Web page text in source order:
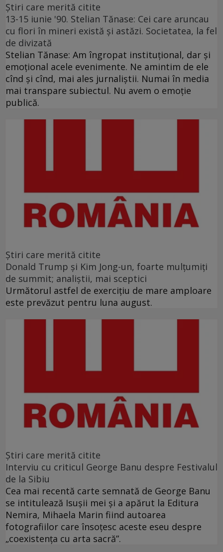
Ştiri care merită citite
13-15 iunie '90. Stelian Tănase: Cei care aruncau
cu flori în mineri există și astăzi. Societatea, la fel
de divizată
Stelian Tănase: Am îngropat instituțional, dar și
emoțional acele evenimente. Ne amintim de ele
cînd și cînd, mai ales jurnaliștii. Numai în media
mai transpare subiectul. Nu avem o emoție
publică.
Ştiri care merită citite
Donald Trump şi Kim Jong-un, foarte mulţumiţi
de summit; analiştii, mai sceptici
Următorul astfel de exerciţiu de mare amploare
este prevăzut pentru luna august.
Ştiri care merită citite
Interviu cu criticul George Banu despre Festivalul
de la Sibiu
Cea mai recentă carte semnată de George Banu
se intitulează Isuşii mei şi a apărut la Editura
Nemira, Mihaela Marin fiind autoarea
fotografiilor care însoţesc aceste eseu despre
„coexistenţa cu arta sacră”.